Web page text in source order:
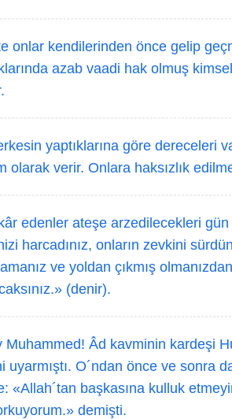
onlar kendilerinden önce gelip
azab vaadi hak olmuş
yaptıklarına göre dereceleri
olarak verir. Onlara haksızlık
edenler ateşe arzedilecekleri
harcadınız, onların zevkini
ve yoldan çıkmış
(denir).
Muhammed! Âd kavminin kardeşi
uyarmıştı. O´ndan önce ve sonra
«Allah´tan başkasına kulluk
demişti.